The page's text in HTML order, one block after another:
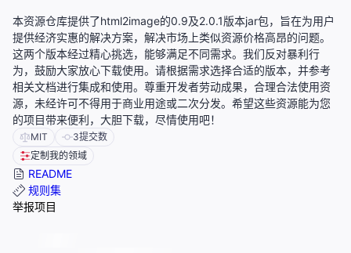
本资源仓库提供了html2image的0.9及2.0.1版本jar包，旨在为用户
提供经济实惠的解决方案，解决市场上类似资源价格高昂的问题。
这两个版本经过精心挑选，能够满足不同需求。我们反对暴利行
为，鼓励大家放心下载使用。请根据需求选择合适的版本，并参考
相关文档进行集成和使用。尊重开发者劳动成果，合理合法使用资
源，未经许可不得用于商业用途或二次分发。希望这些资源能为您
的项目带来便利，大胆下载，尽情使用吧！
MIT 3提交数
定制我的领域
README
规则集
举报项目